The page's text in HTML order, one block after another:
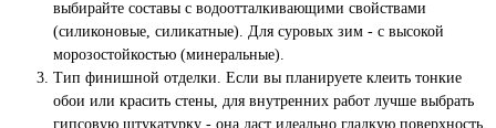
выбирайте составы с водоотталкивающими свойствами
(силиконовые, силикатные). Для суровых зим - с высокой
морозостойкостью (минеральные).
Тип финишной отделки. Если вы планируете клеить тонкие
обои или красить стены, для внутренних работ лучше выбрать
гипсовую штукатурку - она даст идеально гладкую поверхность.